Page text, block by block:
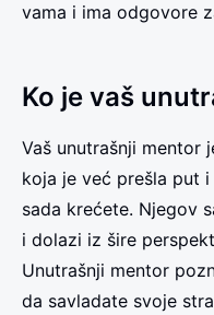
vama i ima odgovore
Ko je vaš
Vaš unutrašnji mentor
koja je već prešla put
sada krećete. Njegov
i dolazi iz šire
Unutrašnji mentor
da savladate svoje